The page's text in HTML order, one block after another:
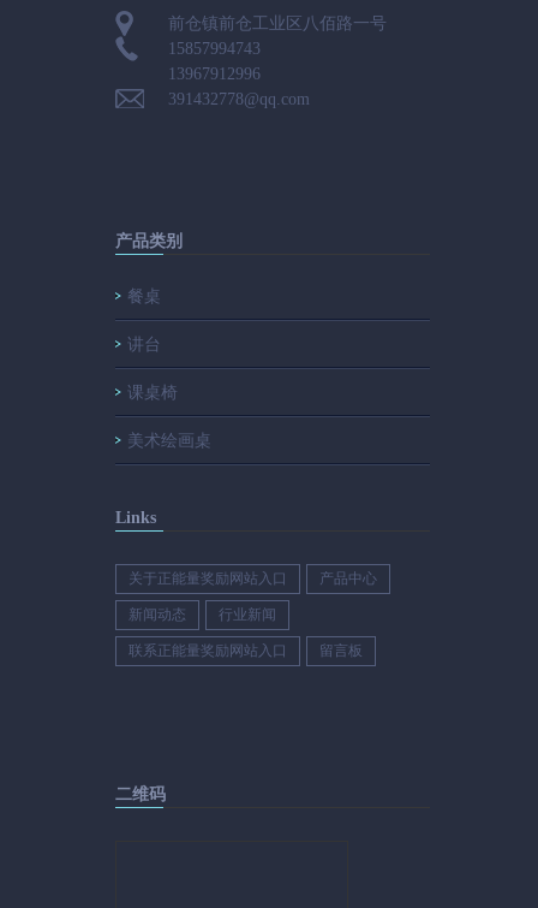
前仓镇前仓工业区八佰路一号
15857994743
13967912996
391432778@qq.com
产品类别
餐桌
讲台
课桌椅
美术绘画桌
Links
关于正能量奖励网站入口 产品中心
新闻动态 行业新闻
联系正能量奖励网站入口 留言板
二维码